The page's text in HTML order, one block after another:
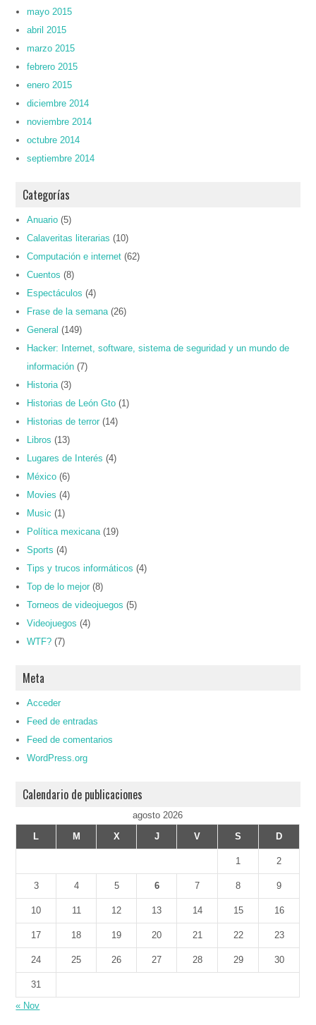
mayo 2015
abril 2015
marzo 2015
febrero 2015
enero 2015
diciembre 2014
noviembre 2014
octubre 2014
septiembre 2014
Categorías
Anuario (5)
Calaveritas literarias (10)
Computación e internet (62)
Cuentos (8)
Espectáculos (4)
Frase de la semana (26)
General (149)
Hacker: Internet, software, sistema de seguridad y un mundo de
información (7)
Historia (3)
Historias de León Gto (1)
Historias de terror (14)
Libros (13)
Lugares de Interés (4)
México (6)
Movies (4)
Music (1)
Política mexicana (19)
Sports (4)
Tips y trucos informáticos (4)
Top de lo mejor (8)
Torneos de videojuegos (5)
Videojuegos (4)
WTF? (7)
Meta
Acceder
Feed de entradas
Feed de comentarios
WordPress.org
Calendario de publicaciones
agosto 2026
L
M X J V S D
1 2
3 4 5 6 7 8 9
10 11 12 13 14 15 16
17 18 19 20 21 22 23
24 25 26 27 28 29 30
31
« Nov